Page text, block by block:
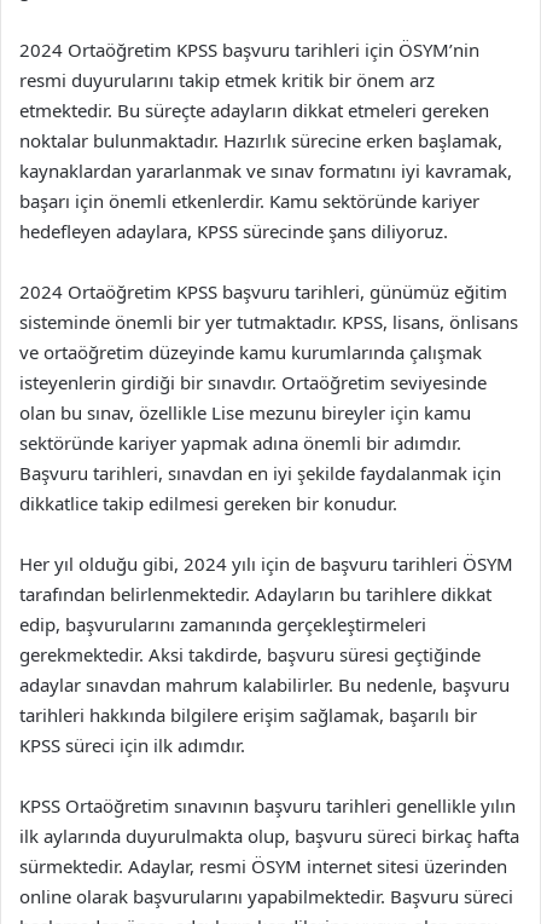
2024 Ortaöğretim KPSS başvuru tarihleri için ÖSYM’nin
resmi duyurularını takip etmek kritik bir önem arz
etmektedir. Bu süreçte adayların dikkat etmeleri gereken
noktalar bulunmaktadır. Hazırlık sürecine erken başlamak,
kaynaklardan yararlanmak ve sınav formatını iyi kavramak,
başarı için önemli etkenlerdir. Kamu sektöründe kariyer
hedefleyen adaylara, KPSS sürecinde şans diliyoruz.
2024 Ortaöğretim KPSS başvuru tarihleri, günümüz eğitim
sisteminde önemli bir yer tutmaktadır. KPSS, lisans, önlisans
ve ortaöğretim düzeyinde kamu kurumlarında çalışmak
isteyenlerin girdiği bir sınavdır. Ortaöğretim seviyesinde
olan bu sınav, özellikle Lise mezunu bireyler için kamu
sektöründe kariyer yapmak adına önemli bir adımdır.
Başvuru tarihleri, sınavdan en iyi şekilde faydalanmak için
dikkatlice takip edilmesi gereken bir konudur.
Her yıl olduğu gibi, 2024 yılı için de başvuru tarihleri ÖSYM
tarafından belirlenmektedir. Adayların bu tarihlere dikkat
edip, başvurularını zamanında gerçekleştirmeleri
gerekmektedir. Aksi takdirde, başvuru süresi geçtiğinde
adaylar sınavdan mahrum kalabilirler. Bu nedenle, başvuru
tarihleri hakkında bilgilere erişim sağlamak, başarılı bir
KPSS süreci için ilk adımdır.
KPSS Ortaöğretim sınavının başvuru tarihleri genellikle yılın
ilk aylarında duyurulmakta olup, başvuru süreci birkaç hafta
sürmektedir. Adaylar, resmi ÖSYM internet sitesi üzerinden
online olarak başvurularını yapabilmektedir. Başvuru süreci